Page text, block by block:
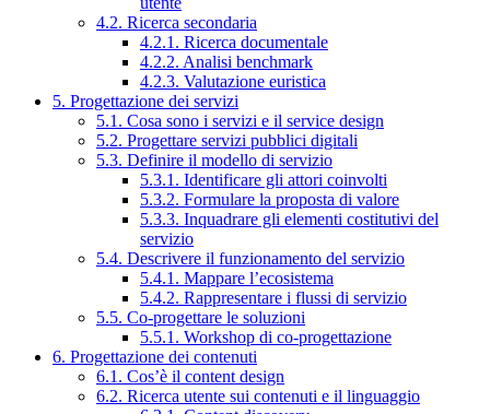
4.2. Ricerca secondaria
4.2.1. Ricerca documentale
4.2.2. Analisi benchmark
4.2.3. Valutazione euristica
5. Progettazione dei servizi
5.1. Cosa sono i servizi e il service design
5.2. Progettare servizi pubblici digitali
5.3. Definire il modello di servizio
5.3.1. Identificare gli attori coinvolti
5.3.2. Formulare la proposta di valore
5.3.3. Inquadrare gli elementi costitutivi del
servizio
5.4. Descrivere il funzionamento del servizio
5.4.1. Mappare l’ecosistema
5.4.2. Rappresentare i flussi di servizio
5.5. Co-progettare le soluzioni
5.5.1. Workshop di co-progettazione
6. Progettazione dei contenuti
6.1. Cos’è il content design
6.2. Ricerca utente sui contenuti e il linguaggio